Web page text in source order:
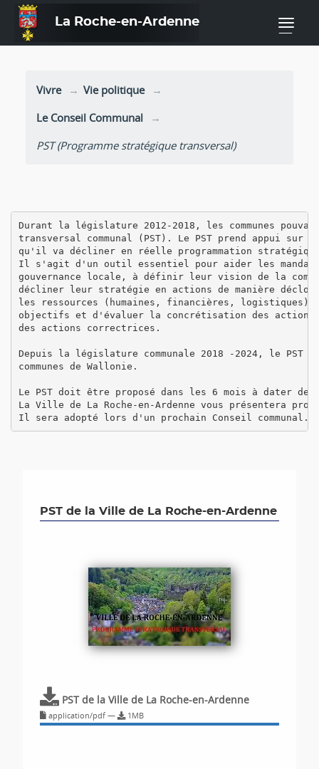
La Roche-en-Ardenne —
Vivre
Vie politique
Le Conseil Communal
PST (Programme stratégique transversal)
Durant la législature 2012-2018, les communes
transversal communal (PST). Le PST prend appui
qu'il va décliner en réelle programmation
Il s'agit d'un outil essentiel pour aider les
gouvernance locale, à définir leur vision de la
décliner leur stratégie en actions de manière
les ressources (humaines, financières,
objectifs et d'évaluer la concrétisation des
des actions correctrices.
Depuis la législature communale 2018 -2024, le
communes de Wallonie.
Le PST doit être proposé dans les 6 mois à dater
La Ville de La Roche-en-Ardenne vous présentera
Il sera adopté lors d'un prochain Conseil communal.
PST de la Ville de La Roche-en-Ardenne
PST de la Ville de La Roche-en-Ardenne
application/pdf — 1MB